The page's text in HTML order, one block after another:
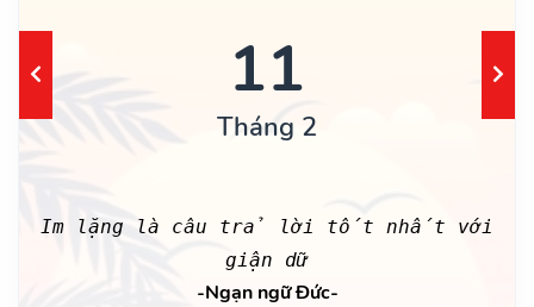
11
Tháng 2
Im lặng là câu trả lời tốt nhất với
giận dữ
-Ngạn ngữ Đức-